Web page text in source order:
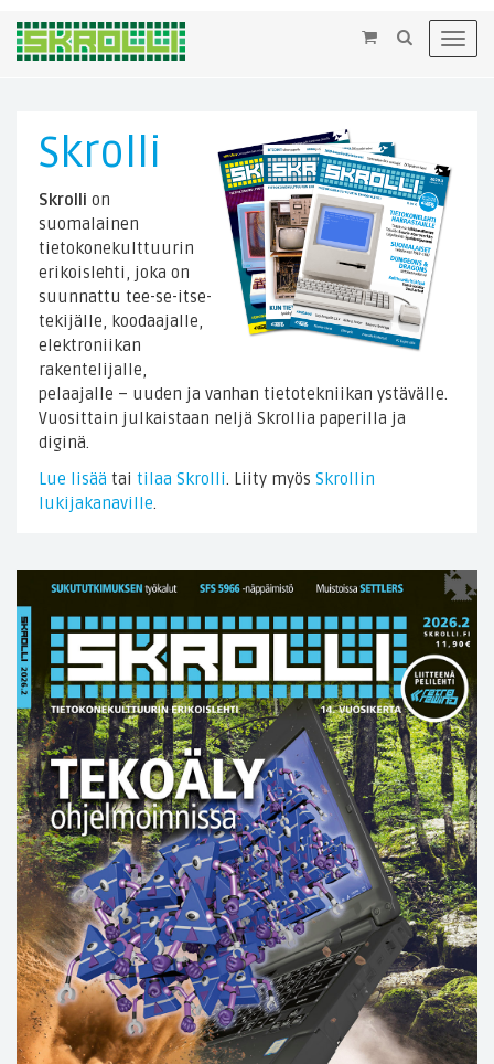
×
Skrolli
Skrolli on
suomalainen
tietokonekulttuurin
erikoislehti, joka on
suunnattu tee-se-itse-
tekijälle, koodaajalle,
elektroniikan
rakentelijalle,
pelaajalle – uuden ja vanhan tietotekniikan ystävälle.
Vuosittain julkaistaan neljä Skrollia paperilla ja
diginä.
Lue lisää tai tilaa Skrolli . Liity myös Skrollin
lukijakanaville